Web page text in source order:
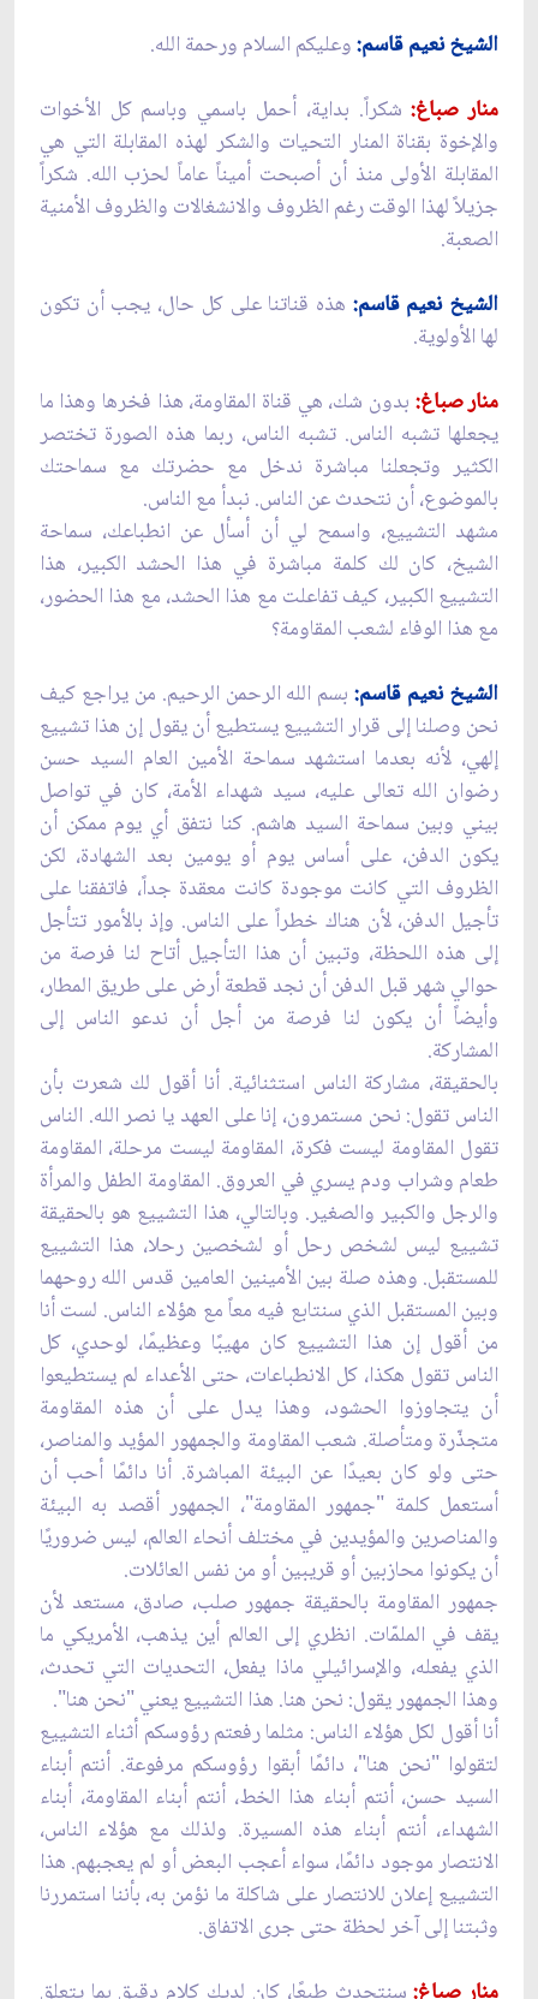
الشيخ نعيم قاسم:وعليكم السلام ورحمة الله.
منار صباغ:شكراً. بداية، أحمل باسمي وباسم كل الأخوات
والإخوة بقناة المنار التحيات والشكر لهذه المقابلة التي هي
المقابلة الأولى منذ أن أصبحت أميناً عاماً لحزب الله. شكراً
جزيلاً لهذا الوقت رغم الظروف والانشغالات والظروف الأمنية
الصعبة.
الشيخ نعيم قاسم: هذه قناتنا على كل حال، يجب أن تكون
لها الأولوية.
منار صباغ: بدون شك، هي قناة المقاومة، هذا فخرها وهذا ما
يجعلها تشبه الناس. تشبه الناس، ربما هذه الصورة تختصر
الكثير وتجعلنا مباشرة ندخل مع حضرتك مع سماحتك
بالموضوع، أن نتحدث عن الناس. نبدأ مع الناس.
مشهد التشييع، واسمح لي أن أسأل عن انطباعك، سماحة
الشيخ، كان لك كلمة مباشرة في هذا الحشد الكبير، هذا
التشييع الكبير، كيف تفاعلت مع هذا الحشد، مع هذا الحضور،
مع هذا الوفاء لشعب المقاومة؟
الشيخ نعيم قاسم:بسم الله الرحمن الرحيم. من يراجع كيف
نحن وصلنا إلى قرار التشييع يستطيع أن يقول إن هذا تشييع
إلهي، لأنه بعدما استشهد سماحة الأمين العام السيد حسن
رضوان الله تعالى عليه، سيد شهداء الأمة، كان في تواصل
بيني وبين سماحة السيد هاشم. كنا نتفق أي يوم ممكن أن
يكون الدفن، على أساس يوم أو يومين بعد الشهادة، لكن
الظروف التي كانت موجودة كانت معقدة جداً، فاتفقنا على
تأجيل الدفن، لأن هناك خطراً على الناس. وإذ بالأمور تتأجل
إلى هذه اللحظة، وتبين أن هذا التأجيل أتاح لنا فرصة من
حوالي شهر قبل الدفن أن نجد قطعة أرض على طريق المطار،
وأيضاً أن يكون لنا فرصة من أجل أن ندعو الناس إلى
المشاركة.
بالحقيقة، مشاركة الناس استثنائية. أنا أقول لك شعرت بأن
الناس تقول: نحن مستمرون، إنا على العهد يا نصر الله. الناس
تقول المقاومة ليست فكرة، المقاومة ليست مرحلة، المقاومة
طعام وشراب ودم يسري في العروق. المقاومة الطفل والمرأة
والرجل والكبير والصغير. وبالتالي، هذا التشييع هو بالحقيقة
تشييع ليس لشخص رحل أو لشخصين رحلا، هذا التشييع
للمستقبل. وهذه صلة بين الأمينين العامين قدس الله روحهما
وبين المستقبل الذي سنتابع فيه معاً مع هؤلاء الناس. لست أنا
من أقول إن هذا التشييع كان مهيبًا وعظيمًا، لوحدي، كل
الناس تقول هكذا، كل الانطباعات، حتى الأعداء لم يستطيعوا
أن يتجاوزوا الحشود، وهذا يدل على أن هذه المقاومة
متجذّرة ومتأصلة. شعب المقاومة والجمهور المؤيد والمناصر،
حتى ولو كان بعيدًا عن البيئة المباشرة. أنا دائمًا أحب أن
أستعمل كلمة "جمهور المقاومة"، الجمهور أقصد به البيئة
والمناصرين والمؤيدين في مختلف أنحاء العالم، ليس ضروريًا
أن يكونوا محازبين أو قريبين أو من نفس العائلات.
جمهور المقاومة بالحقيقة جمهور صلب، صادق، مستعد لأن
يقف في الملمّات. انظري إلى العالم أين يذهب، الأمريكي ما
الذي يفعله، والإسرائيلي ماذا يفعل، التحديات التي تحدث،
وهذا الجمهور يقول: نحن هنا. هذا التشييع يعني "نحن هنا".
أنا أقول لكل هؤلاء الناس: مثلما رفعتم رؤوسكم أثناء التشييع
لتقولوا "نحن هنا"، دائمًا أبقوا رؤوسكم مرفوعة. أنتم أبناء
السيد حسن، أنتم أبناء هذا الخط، أنتم أبناء المقاومة، أبناء
الشهداء، أنتم أبناء هذه المسيرة. ولذلك مع هؤلاء الناس،
الانتصار موجود دائمًا، سواء أعجب البعض أو لم يعجبهم. هذا
التشييع إعلان للانتصار على شاكلة ما نؤمن به، بأننا استمررنا
وثبتنا إلى آخر لحظة حتى جرى الاتفاق.